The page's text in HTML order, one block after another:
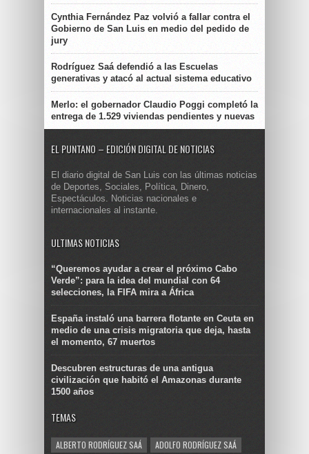
Cynthia Fernández Paz volvió a fallar contra el
Gobierno de San Luis en medio del pedido de
jury
Rodríguez Saá defendió a las Escuelas
generativas y atacó al actual sistema educativo
Merlo: el gobernador Claudio Poggi completó la
entrega de 1.529 viviendas pendientes y nuevas
EL PUNTANO – EDICIÓN DIGITAL DE NOTICIAS
El diario digital de San Luis con las últimas noticias
de Deportes, Sociales, Política, Dinero,
Espectáculos. Noticias nacionales e
internacionales al instante.
ULTIMAS NOTICIAS
“Queremos ayudar a crear el próximo Cabo
Verde”: para la idea del mundial con 64
selecciones, la FIFA mira a África
España instaló una barrera flotante en Ceuta en
medio de una crisis migratoria que deja, hasta
el momento, 67 muertos
Descubren estructuras de una antigua
civilización que habitó el Amazonas durante
1500 años
TEMAS
ALBERTO RODRÍGUEZ SAÁ
ADOLFO RODRÍGUEZ SAÁ